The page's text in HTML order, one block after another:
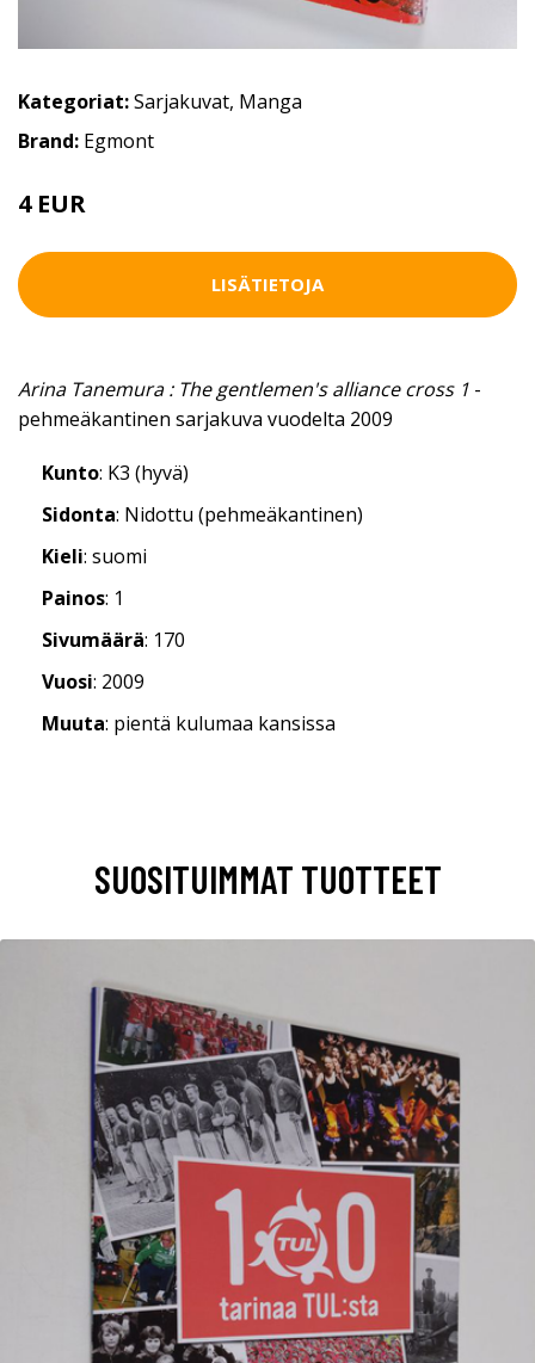
Kategoriat:Sarjakuvat, Manga
Brand: Egmont
4 EUR
LISÄTIETOJA
Arina Tanemura : The gentlemen's alliance cross 1 -
pehmeäkantinen sarjakuva vuodelta 2009
Kunto: K3 (hyvä)
Sidonta: Nidottu (pehmeäkantinen)
Kieli: suomi
Painos: 1
Sivumäärä: 170
Vuosi: 2009
Muuta: pientä kulumaa kansissa
SUOSITUIMMAT TUOTTEET